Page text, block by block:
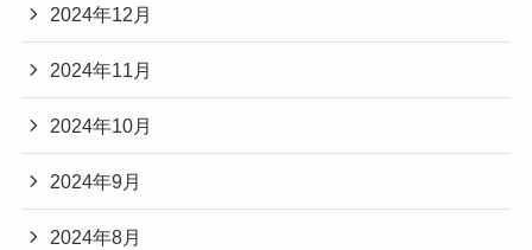
2024年12月
2024年11月
2024年10月
2024年9月
2024年8月